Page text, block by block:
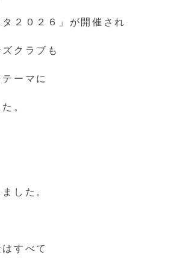
タ２０２６」が開催され
クラブも
テーマに
。
した。
すべて